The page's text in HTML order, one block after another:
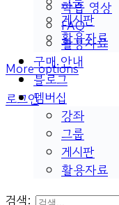
게시판
활용자료
More options
로그인
학습 영상
FAQ
활용자료
구매 안내
블로그
멤버십
강좌
그룹
게시판
활용자료
검색: